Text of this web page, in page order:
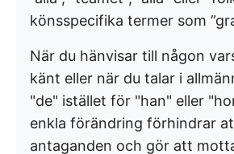
könsspecifika termer som
När du hänvisar till någon
känt eller när du talar i
"de" istället för "han" eller
enkla förändring förhindrar
antaganden och gör att